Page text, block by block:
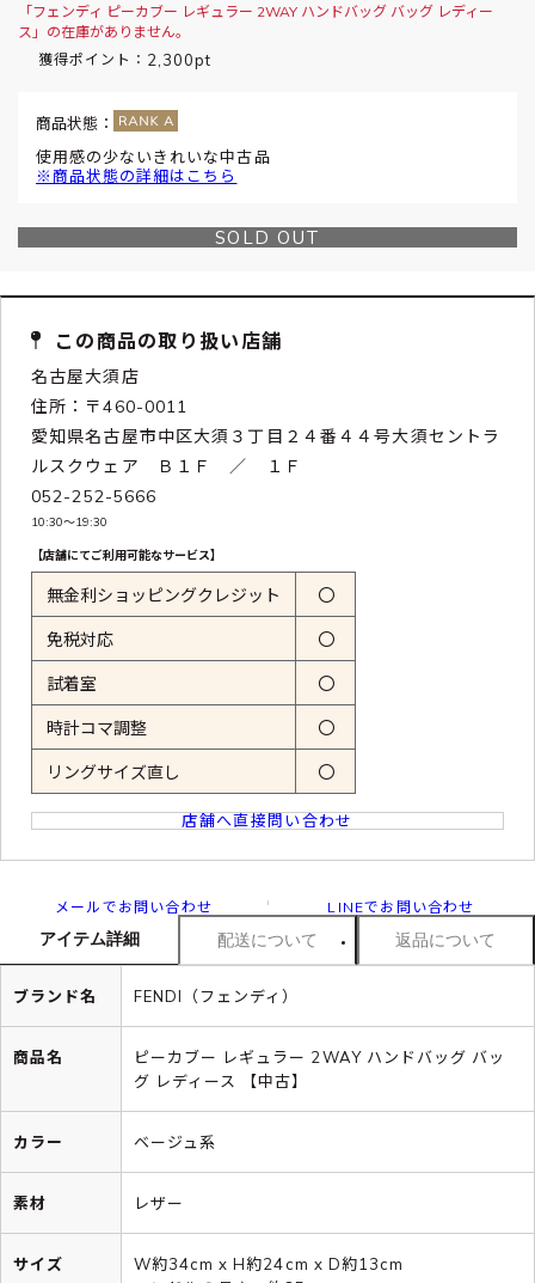
「フェンディ ピーカブー レギュラー 2WAY ハンドバッグ バッグ レディー
ス」の在庫がありません。
獲得ポイント： 2,300pt
商品状態：
使用感の少ないきれいな中古品
※商品状態の詳細はこちら
SOLD OUT
この商品の取り扱い店舗
名古屋大須店
住所：〒460-0011
愛知県名古屋市中区大須３丁目２４番４４号大須セントラ
ルスクウェア Ｂ１Ｆ ／ １Ｆ
052-252-5666
10:30〜19:30
【店舗にてご利用可能なサービス】
無金利ショッピングクレジット 〇
免税対応 〇
試着室 〇
時計コマ調整 〇
リングサイズ直し 〇
店舗へ直接問い合わせ
メールでお問い合わせ LINEでお問い合わせ
アイテム詳細 配送について 返品について
ブランド名 FENDI（フェンディ）
商品名
ピーカブー レギュラー 2WAY ハンドバッグ バッ
グ レディース 【中古】
カラー ベージュ系
素材 レザー
サイズ
W約34cm x H約24cm x D約13cm